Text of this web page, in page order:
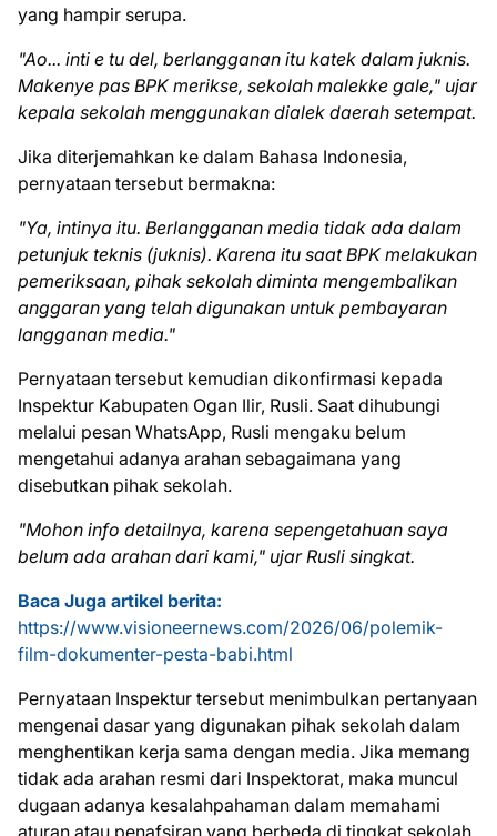
yang hampir serupa.
"Ao... inti e tu del, berlangganan itu katek dalam juknis.
Makenye pas BPK merikse, sekolah malekke gale," ujar
kepala sekolah menggunakan dialek daerah setempat.
Jika diterjemahkan ke dalam Bahasa Indonesia,
pernyataan tersebut bermakna:
"Ya, intinya itu. Berlangganan media tidak ada dalam
petunjuk teknis (juknis). Karena itu saat BPK melakukan
pemeriksaan, pihak sekolah diminta mengembalikan
anggaran yang telah digunakan untuk pembayaran
langganan media."
Pernyataan tersebut kemudian dikonfirmasi kepada
Inspektur Kabupaten Ogan Ilir, Rusli. Saat dihubungi
melalui pesan WhatsApp, Rusli mengaku belum
mengetahui adanya arahan sebagaimana yang
disebutkan pihak sekolah.
"Mohon info detailnya, karena sepengetahuan saya
belum ada arahan dari kami," ujar Rusli singkat.
Baca Juga artikel berita:
https://www.visioneernews.com/2026/06/polemik-
film-dokumenter-pesta-babi.html
Pernyataan Inspektur tersebut menimbulkan pertanyaan
mengenai dasar yang digunakan pihak sekolah dalam
menghentikan kerja sama dengan media. Jika memang
tidak ada arahan resmi dari Inspektorat, maka muncul
dugaan adanya kesalahpahaman dalam memahami
aturan atau penafsiran yang berbeda di tingkat sekolah.